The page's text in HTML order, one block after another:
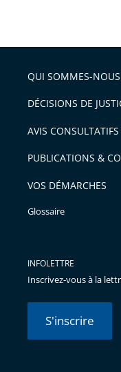
l'article
pour
avant
QUI SOMMES-
DÉCISIONS DE
AVIS CONSULTATIFS
PUBLICATIONS &
VOS DÉMARCHES
Glossaire
INFOLETTRE
Inscrivez-vous à la
S'inscrire